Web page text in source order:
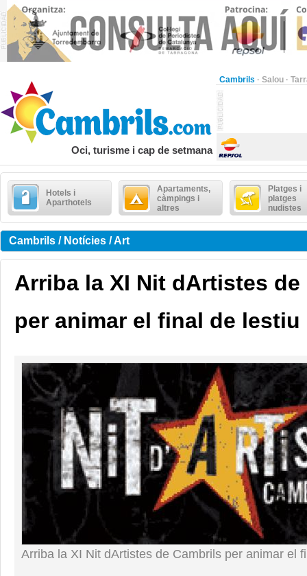
Cambrils · Salou ·
Oci, turisme i cap de setmana
Hotels i
Aparthotels
Apartaments,
càmpings i
altres
Platges i
platges
nudistes
Cambrils / Notícies / Art
Arriba la XI Nit dArtistes
per animar el final de lestiu
Arriba la XI Nit dArtistes de Cambrils per animar el